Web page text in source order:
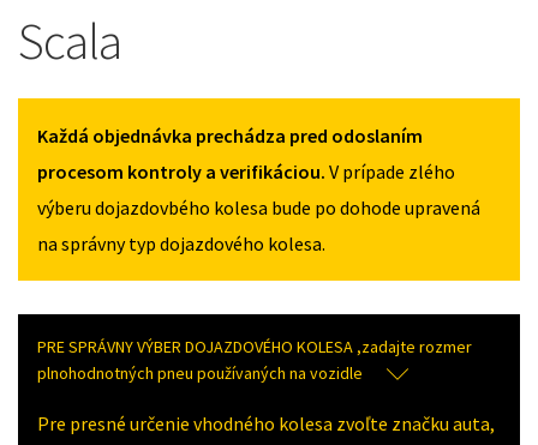
Scala
Každá objednávka prechádza pred odoslaním
procesom kontroly a verifikáciou. V prípade zlého
výberu dojazdovbého kolesa bude po dohode upravená
na správny typ dojazdového kolesa.
PRE SPRÁVNY VÝBER DOJAZDOVÉHO KOLESA ,zadajte rozmer
plnohodnotných pneu používaných na vozidle
Pre presné určenie vhodného kolesa zvoľte značku auta,